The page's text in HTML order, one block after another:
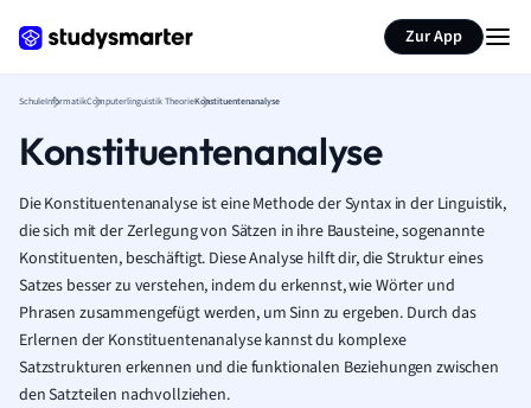
Zur App
SchuleInformatikComputerlinguistik TheorieKonstituentenanalyse
Konstituentenanalyse
Die Konstituentenanalyse ist eine Methode der Syntax in der Linguistik,
die sich mit der Zerlegung von Sätzen in ihre Bausteine, sogenannte
Konstituenten, beschäftigt. Diese Analyse hilft dir, die Struktur eines
Satzes besser zu verstehen, indem du erkennst, wie Wörter und
Phrasen zusammengefügt werden, um Sinn zu ergeben. Durch das
Erlernen der Konstituentenanalyse kannst du komplexe
Satzstrukturen erkennen und die funktionalen Beziehungen zwischen
den Satzteilen nachvollziehen.
Seite zusammenfassen